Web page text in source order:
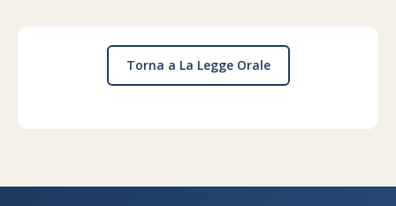
Torna a La Legge Orale